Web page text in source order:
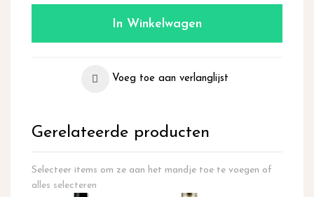
In Winkelwagen
Voeg toe aan verlanglijst
Gerelateerde producten
Selecteer items om ze aan het mandje toe te voegen of
alles selecteren